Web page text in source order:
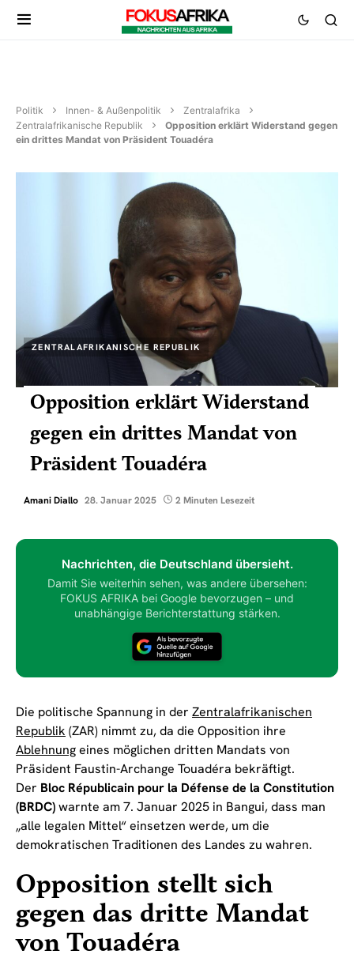
Politik Innen- & Außenpolitik
Zentralafrika
Zentralafrikanische Republik
Opposition erklärt Widerstand gegen
ein drittes Mandat von Präsident Touadéra
ZENTRALAFRIKANISCHE REPUBLIK
Opposition erklärt Widerstand
gegen ein drittes Mandat von
Präsident Touadéra
Amani Diallo 28. Januar 2025 2 Minuten Lesezeit
Nachrichten, die Deutschland übersieht.
Damit Sie weiterhin sehen, was andere übersehen:
FOKUS AFRIKA bei Google bevorzugen – und
unabhängige Berichterstattung stärken.
Die politische Spannung in der Zentralafrikanischen
Republik (ZAR) nimmt zu, da die Opposition ihre
Ablehnungeines möglichen dritten Mandats von
Präsident Faustin-Archange Touadéra bekräftigt.
Der Bloc Républicain pour la Défense de la Constitution
(BRDC)warnte am 7. Januar 2025 in Bangui, dass man
„alle legalen Mittel“ einsetzen werde, um die
demokratischen Traditionen des Landes zu wahren.
Opposition stellt sich
gegen das dritte Mandat
von Touadéra